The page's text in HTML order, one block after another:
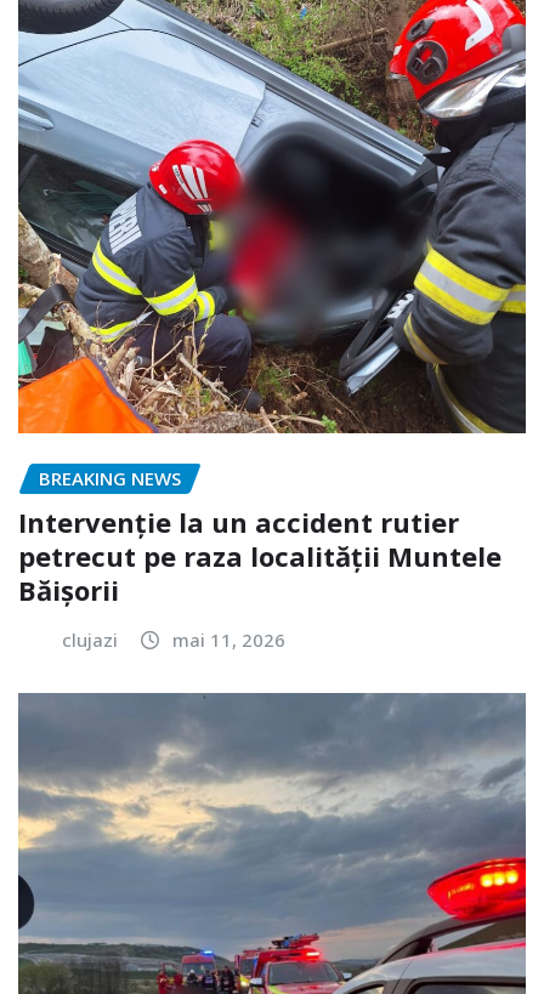
BREAKING NEWS
Intervenție la un accident rutier
petrecut pe raza localității Muntele
Băișorii
clujazi mai 11, 2026